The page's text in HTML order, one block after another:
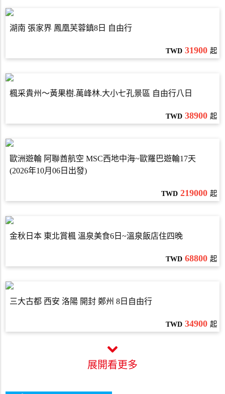
湖南 張家界 鳳凰芙蓉鎮8日 自由行
TWD 31900 起
楓采貴州～黃果樹.萬峰林.大小七孔景區 自由行八日
TWD 38900 起
歐洲遊輪 阿聯酋航空 MSC西地中海~歐羅巴遊輪17天
(2026年10月06日出發)
TWD 219000 起
金秋日本 東北賞楓 溫泉美食6日~溫泉飯店住四晚
TWD 68800 起
三大古都 西安 洛陽 開封 鄭州 8日自由行
TWD 34900 起
展開看更多